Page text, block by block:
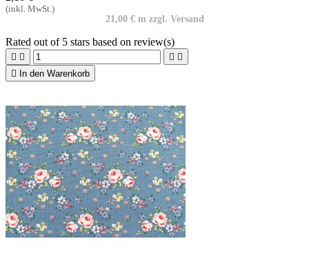
(inkl. MwSt.)
21,00 € m zzgl. Versand
Rated out of 5 stars based on review(s)
   

In den Warenkorb